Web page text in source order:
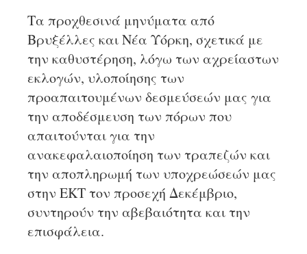
Τα προχθεσινά μηνύματα από
Βρυξέλλες και Νέα Υόρκη, σχετικά με
την καθυστέρηση, λόγω των αχρείαστων
εκλογών, υλοποίησης των
προαπαιτουμένων δεσμεύσεών μας για
την αποδέσμευση των πόρων που
απαιτούνται για την
ανακεφαλαιοποίηση των τραπεζών και
την αποπληρωμή των υποχρεώσεών μας
στην ΕΚΤ τον προσεχή Δεκέμβριο,
συντηρούν την αβεβαιότητα και την
επισφάλεια.